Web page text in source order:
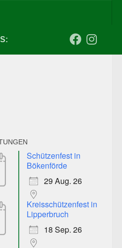
Schützenfest in
Bökenförde
29 Aug. 26
Kreisschützenfest in
Lipperbruch
18 Sep. 26